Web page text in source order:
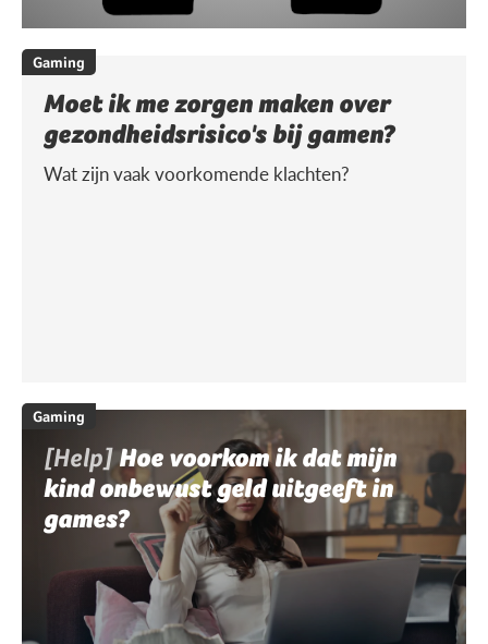
Gaming
Moet ik me zorgen maken over
gezondheidsrisico's bij gamen?
Wat zijn vaak voorkomende klachten?
Gaming
[Help]Hoe voorkom ik dat mijn
kind onbewust geld uitgeeft in
games?